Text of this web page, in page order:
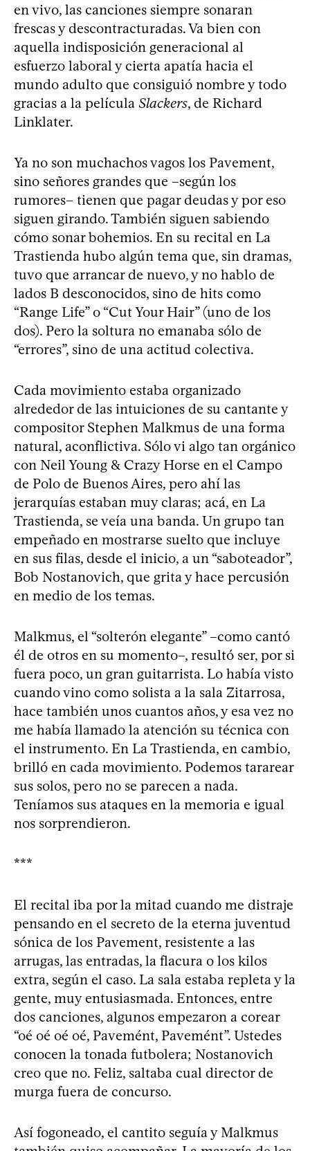
en vivo, las canciones siempre sonaran
frescas y descontracturadas. Va bien con
aquella indisposición generacional al
esfuerzo laboral y cierta apatía hacia el
mundo adulto que consiguió nombre y todo
gracias a la película Slackers, de Richard
Linklater.
Ya no son muchachos vagos los Pavement,
sino señores grandes que –según los
rumores– tienen que pagar deudas y por eso
siguen girando. También siguen sabiendo
cómo sonar bohemios. En su recital en La
Trastienda hubo algún tema que, sin dramas,
tuvo que arrancar de nuevo, y no hablo de
lados B desconocidos, sino de hits como
“Range Life” o “Cut Your Hair” (uno de los
dos). Pero la soltura no emanaba sólo de
“errores”, sino de una actitud colectiva.
Cada movimiento estaba organizado
alrededor de las intuiciones de su cantante y
compositor Stephen Malkmus de una forma
natural, aconflictiva. Sólo vi algo tan orgánico
con Neil Young & Crazy Horse en el Campo
de Polo de Buenos Aires, pero ahí las
jerarquías estaban muy claras; acá, en La
Trastienda, se veía una banda. Un grupo tan
empeñado en mostrarse suelto que incluye
en sus filas, desde el inicio, a un “saboteador”,
Bob Nostanovich, que grita y hace percusión
en medio de los temas.
Malkmus, el “solterón elegante” –como cantó
él de otros en su momento–, resultó ser, por si
fuera poco, un gran guitarrista. Lo había visto
cuando vino como solista a la sala Zitarrosa,
hace también unos cuantos años, y esa vez no
me había llamado la atención su técnica con
el instrumento. En La Trastienda, en cambio,
brilló en cada movimiento. Podemos tararear
sus solos, pero no se parecen a nada.
Teníamos sus ataques en la memoria e igual
nos sorprendieron.
***
El recital iba por la mitad cuando me distraje
pensando en el secreto de la eterna juventud
sónica de los Pavement, resistente a las
arrugas, las entradas, la flacura o los kilos
extra, según el caso. La sala estaba repleta y la
gente, muy entusiasmada. Entonces, entre
dos canciones, algunos empezaron a corear
“oé oé oé oé, Pavemént, Pavemént”. Ustedes
conocen la tonada futbolera; Nostanovich
creo que no. Feliz, saltaba cual director de
murga fuera de concurso.
Así fogoneado, el cantito seguía y Malkmus